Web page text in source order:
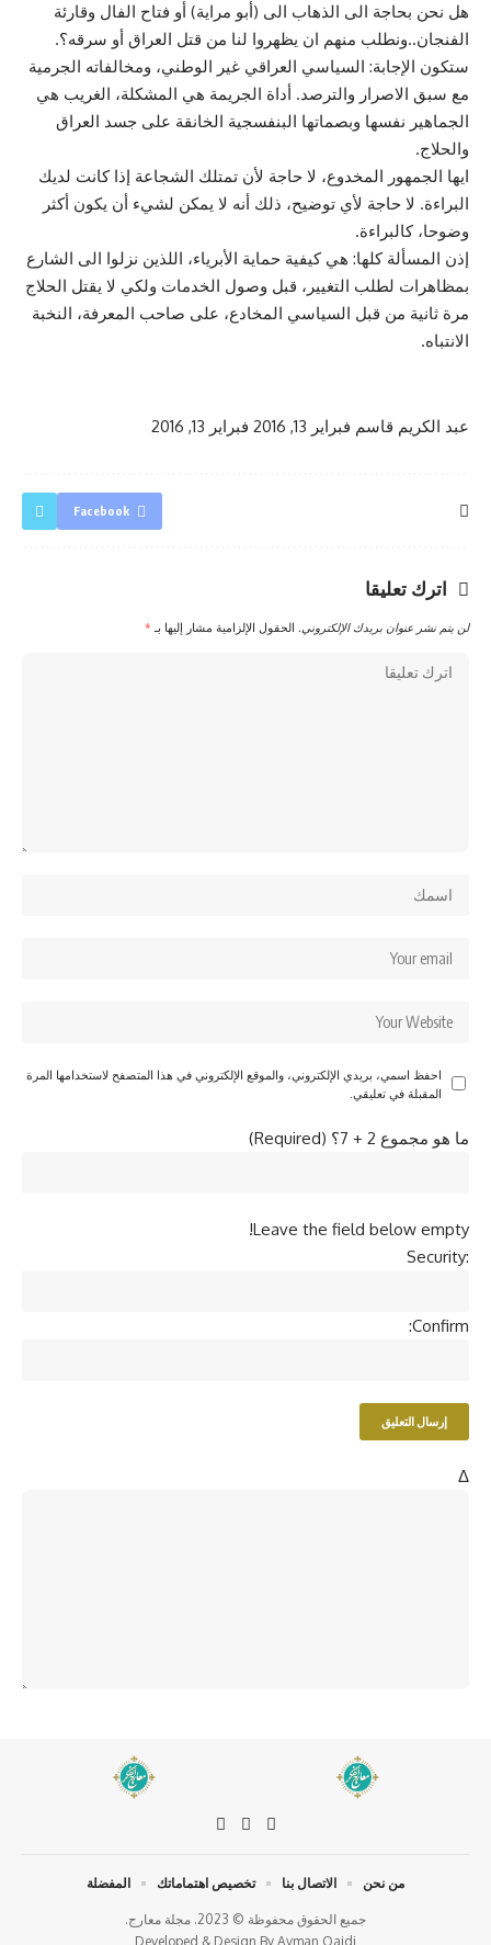
هل نحن بحاجة الى الذهاب الى (أبو مراية) أو فتاح الفال وقارئة
الفنجان..ونطلب منهم ان يظهروا لنا من قتل العراق أو سرقه؟.
ستكون الإجابة: السياسي العراقي غير الوطني، ومخالفاته الجرمية
مع سبق الاصرار والترصد. أداة الجريمة هي المشكلة، الغريب هي
الجماهير نفسها وبصماتها البنفسجية الخانقة على جسد العراق
والحلاج.
ايها الجمهور المخدوع، لا حاجة لأن تمتلك الشجاعة إذا كانت لديك
البراءة. لا حاجة لأي توضيح، ذلك أنه لا يمكن لشيء أن يكون أكثر
وضوحا، كالبراءة.
إذن المسألة كلها: هي كيفية حماية الأبرياء، اللذين نزلوا الى الشارع
بمظاهرات لطلب التغيير، قبل وصول الخدمات ولكي لا يقتل الحلاج
مرة ثانية من قبل السياسي المخادع، على صاحب المعرفة، النخبة
الانتباه.
عبد الكريم قاسم فبراير 13, 2016 فبراير 13, 2016
Facebook
اترك تعليقا
لن يتم نشر عنوان بريدك الإلكتروني. الحقول الإلزامية مشار إليها بـ *
احفظ اسمي، بريدي الإلكتروني، والموقع الإلكتروني في هذا المتصفح لاستخدامها المرة
المقبلة في تعليقي.
ما هو مجموع 2 + 7؟ (Required)
Leave the field below empty!
Security:
Confirm:
Δ
جميع الحقوق محفوظة © 2023. مجلة معارج.
Developed & Design By Ayman Qaidi
من نحن الاتصال بنا تخصيص اهتماماتك المفضلة